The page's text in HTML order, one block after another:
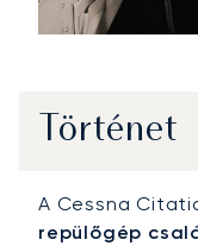
Történet
A Cessna
repülőgép